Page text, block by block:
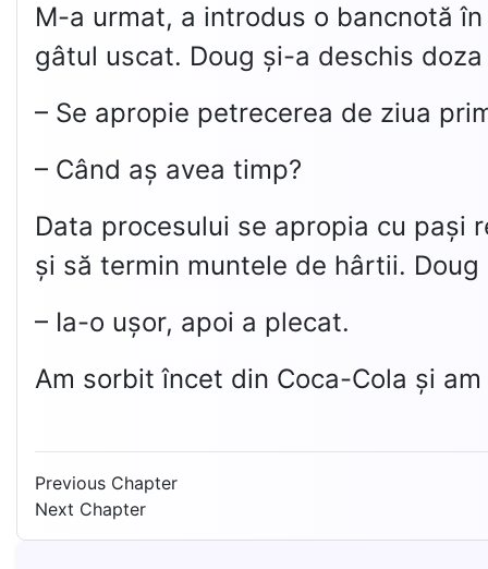
M-a urmat, a introdus o bancnotă
gâtul uscat. Doug și-a deschis
– Se apropie petrecerea de ziua
– Când aș avea timp?
Data procesului se apropia cu pași
și să termin muntele de hârtii.
– Ia-o ușor, apoi a plecat.
Am sorbit încet din Coca-Cola și
Previous Chapter
Next Chapter